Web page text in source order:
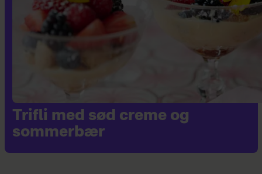
Trifli med sød creme og
sommerbær